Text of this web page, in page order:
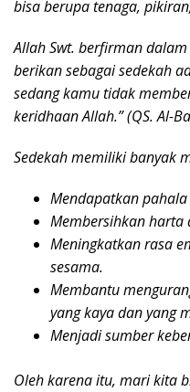
bisa berupa tenaga,
Allah Swt. berfirman
berikan sebagai sedekah
sedang kamu tidak
keridhaan Allah.” (QS. Al-
Sedekah memiliki banyak
Mendapatkan
Membersihkan
Meningkatkan rasa
sesama.
Membantu
yang kaya dan yang
Menjadi sumber
Oleh karena itu, mari kita